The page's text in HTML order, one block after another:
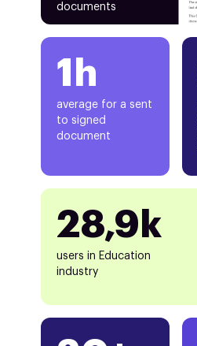
documents
1h
average for a sent
to signed
document
28,9k
users in Education
industry